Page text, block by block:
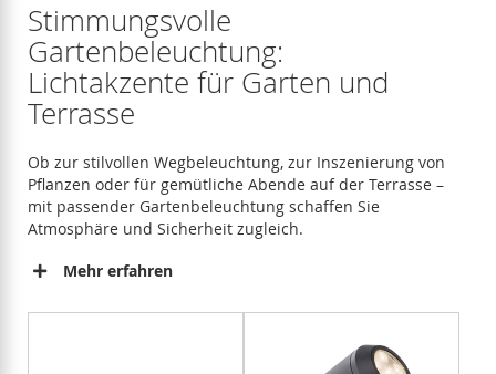
Stimmungsvolle
Gartenbeleuchtung:
Lichtakzente für Garten und
Terrasse
Ob zur stilvollen Wegbeleuchtung, zur Inszenierung von
Pflanzen oder für gemütliche Abende auf der Terrasse –
mit passender Gartenbeleuchtung schaffen Sie
Atmosphäre und Sicherheit zugleich.
Mehr erfahren